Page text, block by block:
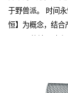
于野兽派。 时间
恒】为概念，结合
lucky 7的钻石璀